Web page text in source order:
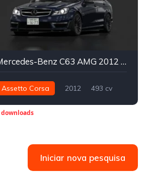
Mercedes-Benz C63 AMG 2012 (W204 - der Raser)
Assetto Corsa 2012
493 cv
downloads
Iniciar nova pesquisa